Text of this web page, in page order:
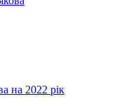
на 2022 рік